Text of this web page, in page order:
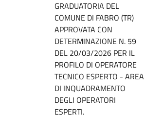
GRADUATORIA DEL
COMUNE DI FABRO (TR)
APPROVATA CON
DETERMINAZIONE N. 59
DEL 20/03/2026 PER IL
PROFILO DI OPERATORE
TECNICO ESPERTO - AREA
DI INQUADRAMENTO
DEGLI OPERATORI
ESPERTI.